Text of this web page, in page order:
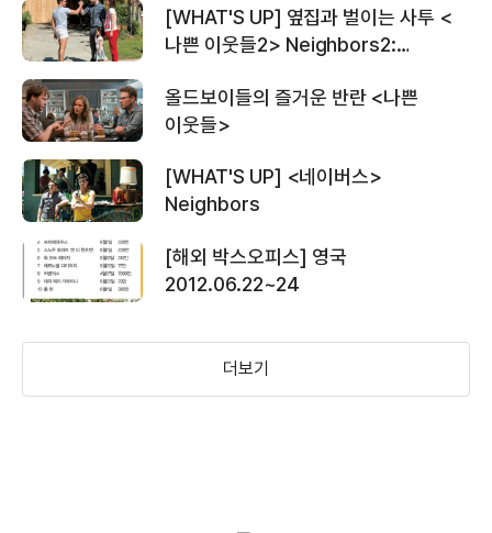
＜나쁜 이웃들＞ 스페셜 예고편
＜나쁜 이웃들＞ 전쟁의 시작 영상
＜예스맨＞베프 노먼 소개 영상
[WHAT'S UP] 옆집과 벌이는 사투 <
나쁜 이웃들2> Neighbors2:
올드보이들의 즐거운 반란 <나쁜
이웃들>
[WHAT'S UP] <네이버스>
Neighbors
[해외 박스오피스] 영국
2012.06.22~24
더보기